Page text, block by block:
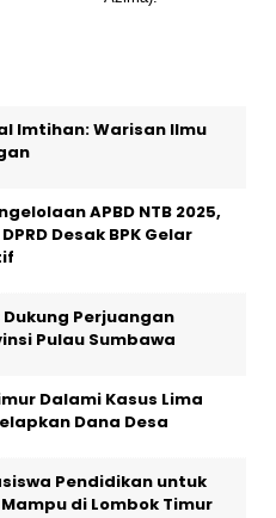
Imtihan: Warisan Ilmu
APBD NTB 2025,
Desak BPK Gelar
Perjuangan
Pulau Sumbawa
Dalami Kasus Lima
Dana Desa
Pendidikan untuk
di Lombok Timur